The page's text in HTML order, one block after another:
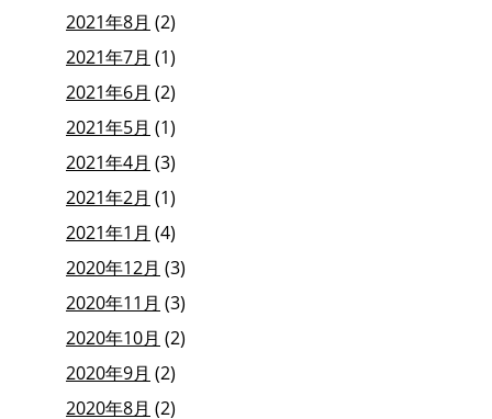
2021年8月 (2)
2021年7月 (1)
2021年6月 (2)
2021年5月 (1)
2021年4月 (3)
2021年2月 (1)
2021年1月 (4)
2020年12月 (3)
2020年11月 (3)
2020年10月 (2)
2020年9月 (2)
2020年8月 (2)